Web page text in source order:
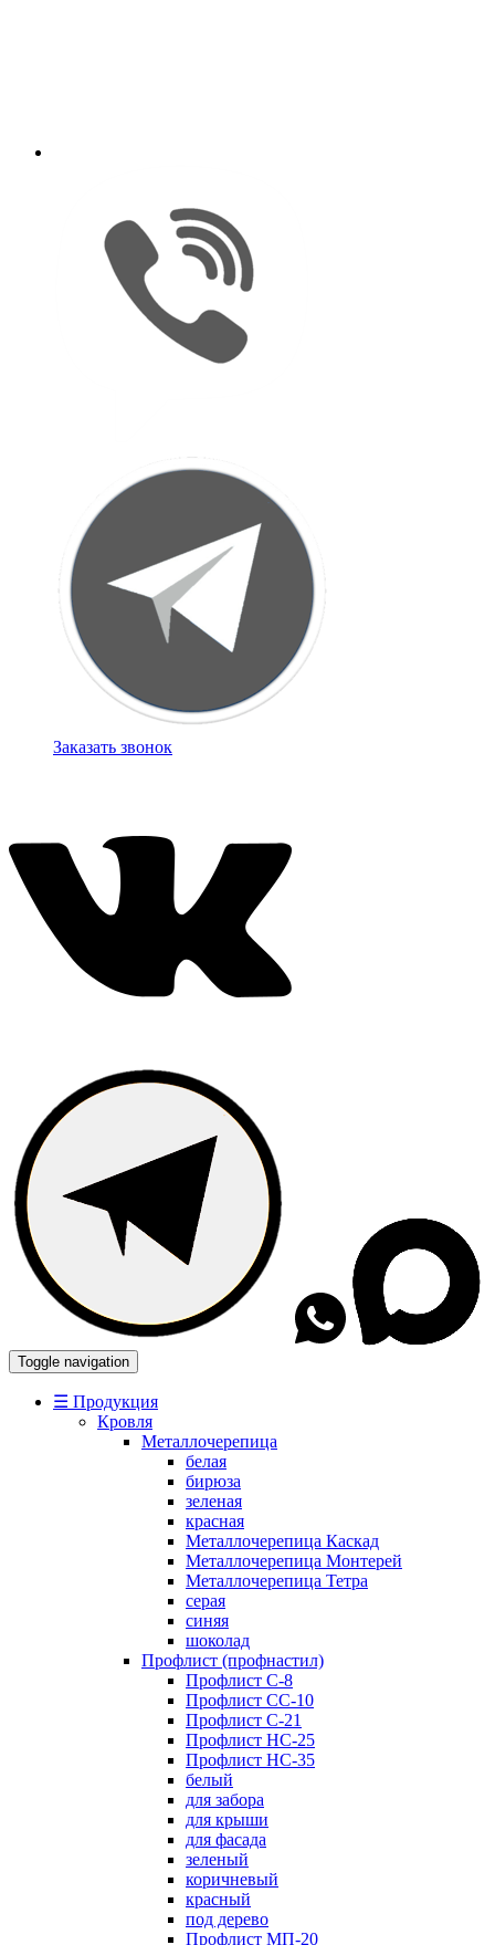
Заказать звонок
Toggle navigation
☰ Продукция
Кровля
Металлочерепица
белая
бирюза
зеленая
красная
Металлочерепица Каскад
Металлочерепица Монтерей
Металлочерепица Тетра
серая
синяя
шоколад
Профлист (профнастил)
Профлист С-8
Профлист СС-10
Профлист C-21
Профлист НС-25
Профлист НС-35
белый
для забора
для крыши
для фасада
зеленый
коричневый
красный
под дерево
Профлист МП-20